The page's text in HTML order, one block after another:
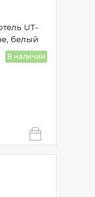
UT-
белый
В наличии